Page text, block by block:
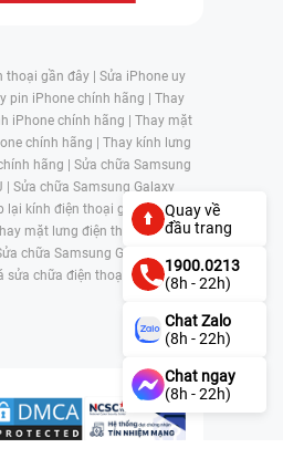
thoại gần đây | Sửa iPhone uy
pin iPhone chính hãng | Thay
iPhone chính hãng | Thay mặt
chính hãng | Thay kính lưng
hãng | Sửa chữa Samsung
| Sửa chữa Samsung Galaxy
lại kính điện thoại giá bao
mặt lưng điện thoại giá bao
chữa Samsung Galaxy S |
sửa chữa điện thoại samsung |
Quay về
đầu trang
1900.0213
(8h - 22h)
Chat Zalo
(8h - 22h)
Chat ngay
(8h - 22h)